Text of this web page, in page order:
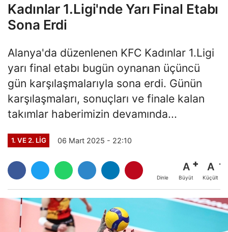
Kadınlar 1.Ligi'nde Yarı Final Etabı
Sona Erdi
Alanya'da düzenlenen KFC Kadınlar 1.Ligi
yarı final etabı bugün oynanan üçüncü
gün karşılaşmalarıyla sona erdi. Günün
karşılaşmaları, sonuçları ve finale kalan
takımlar haberimizin devamında...
1. VE 2. LIG 06 Mart 2025 - 22:10
Dinle
A
Büyüt
A
Küçült